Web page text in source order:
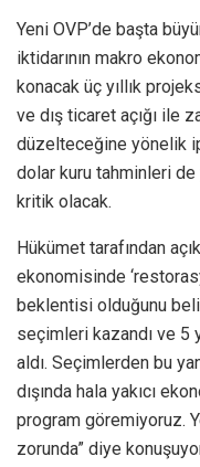
Yeni OVP’de başta
iktidarının makro
konacak üç yıllık
ve dış ticaret açığı ile
düzelteceğine yönelik
dolar kuru tahminleri de
kritik olacak.
Hükümet tarafından
ekonomisinde
beklentisi olduğunu
seçimleri kazandı ve 5
aldı. Seçimlerden bu
dışında hala yakıcı
program göremiyoruz.
zorunda” diye